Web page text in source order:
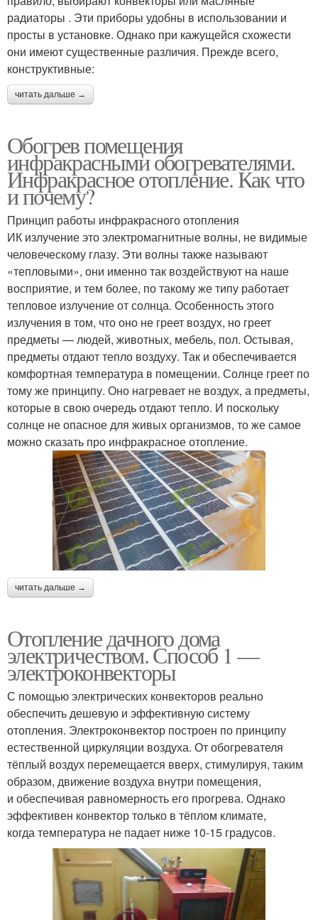
радиаторы . Эти приборы удобны в использовании и
просты в установке. Однако при кажущейся схожести
они имеют существенные различия. Прежде всего,
конструктивные:
читать дальше →
Обогрев помещения
инфракрасными обогревателями.
Инфракрасное отопление. Как что
и почему?
Принцип работы инфракрасного отопления
ИК излучение это электромагнитные волны, не видимые
человеческому глазу. Эти волны также называют
«тепловыми», они именно так воздействуют на наше
восприятие, и тем более, по такому же типу работает
тепловое излучение от солнца. Особенность этого
излучения в том, что оно не греет воздух, но греет
предметы — людей, животных, мебель, пол. Остывая,
предметы отдают тепло воздуху. Так и обеспечивается
комфортная температура в помещении. Солнце греет по
тому же принципу. Оно нагревает не воздух, а предметы,
которые в свою очередь отдают тепло. И поскольку
солнце не опасное для живых организмов, то же самое
можно сказать про инфракрасное отопление.
читать дальше →
Отопление дачного дома
электричеством. Способ 1 —
электроконвекторы
С помощью электрических конвекторов реально
обеспечить дешевую и эффективную систему
отопления. Электроконвектор построен по принципу
естественной циркуляции воздуха. От обогревателя
тёплый воздух перемещается вверх, стимулируя, таким
образом, движение воздуха внутри помещения,
и обеспечивая равномерность его прогрева. Однако
эффективен конвектор только в тёплом климате,
когда температура не падает ниже 10-15 градусов.